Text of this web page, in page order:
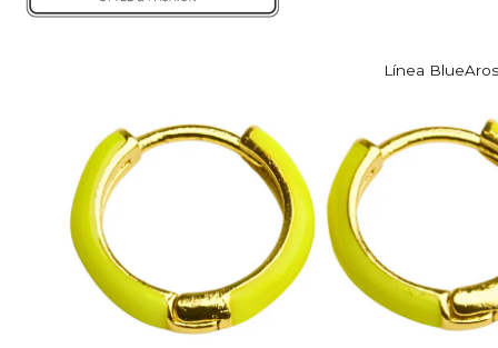
Línea Blue